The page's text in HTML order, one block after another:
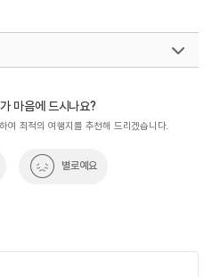
마음에 드시나요?
여 최적의 여행지를 추천해 드리겠습니다.
별로예요